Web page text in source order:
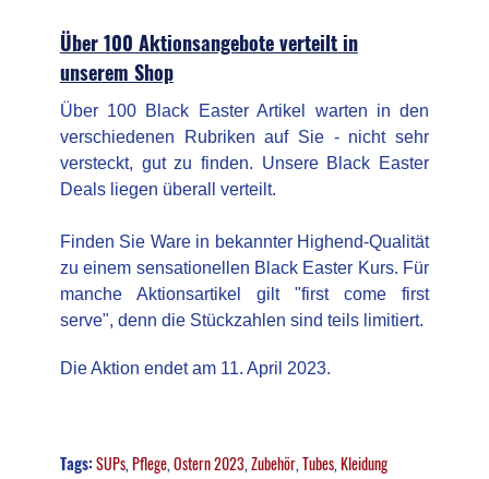
Über 100 Aktionsangebote verteilt in
unserem Shop
Über 100 Black Easter Artikel warten in den
verschiedenen Rubriken auf Sie - nicht sehr
versteckt, gut zu finden. Unsere Black Easter
Deals liegen überall verteilt.
Finden Sie Ware in bekannter Highend-Qualität
zu einem sensationellen Black Easter Kurs. Für
manche Aktionsartikel gilt "first come first
serve", denn die Stückzahlen sind teils limitiert.
Die Aktion endet am 11. April 2023.
Tags:SUPs,Pflege,Ostern 2023,Zubehör,Tubes,Kleidung